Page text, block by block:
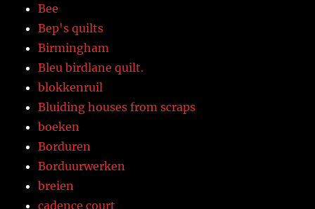
Bee
Bep's quilts
Birmingham
Bleu birdlane quilt.
blokkenruil
Bluiding houses from scraps
boeken
Borduren
Borduurwerken
breien
cadence court